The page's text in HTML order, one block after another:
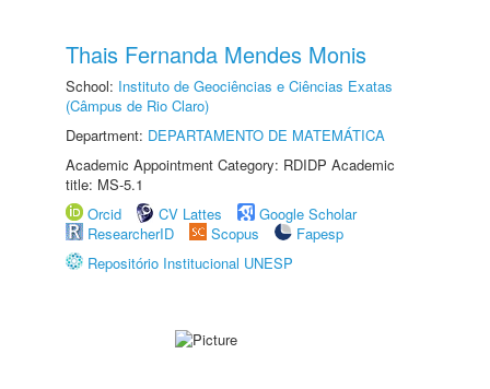
Thais Fernanda Mendes Monis
School: Instituto de Geociências e Ciências Exatas
(Câmpus de Rio Claro)
Department: DEPARTAMENTO DE MATEMÁTICA
Academic Appointment Category: RDIDP Academic
title: MS-5.1
Orcid
CV Lattes
Google Scholar
ResearcherID
Scopus
Fapesp
Repositório Institucional UNESP